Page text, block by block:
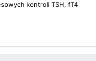
kontroli TSH, fT4